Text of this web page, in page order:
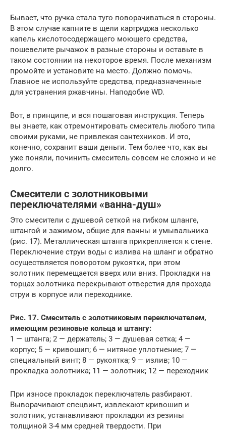
Бывает, что ручка стала туго поворачиваться в стороны.
В этом случае капните в щели картриджа несколько
капель кислотосодержащего моющего средства,
пошевелите рычажок в разные стороны и оставьте в
таком состоянии на некоторое время. После механизм
промойте и установите на место. Должно помочь.
Главное не используйте средства, предназначенные
для устранения ржавчины. Наподобие WD.
Вот, в принципе, и вся пошаговая инструкция. Теперь
вы знаете, как отремонтировать смеситель любого типа
своими руками, не привлекая сантехников. И это,
конечно, сохранит ваши деньги. Тем более что, как вы
уже поняли, починить смеситель совсем не сложно и не
долго.
Смесители с золотниковыми
переключателями «ванна-душ»
Это смесители с душевой сеткой на гибком шланге,
штангой и зажимом, общие для ванны и умывальника
(рис. 17). Металлическая штанга прикрепляется к стене.
Переключение струи воды с излива на шланг и обратно
осуществляется поворотом рукоятки, при этом
золотник перемещается вверх или вниз. Прокладки на
торцах золотника перекрывают отверстия для прохода
струи в корпусе или переходнике.
Рис. 17. Смеситель с золотниковым переключателем,
имеющим резиновые кольца и штангу:
1 — штанга; 2 — держатель; 3 — душевая сетка; 4 —
корпус; 5 — кривошип; 6 — нитяное уплотнение; 7 —
специальный винт; 8 — рукоятка; 9 — излив; 10 —
прокладка золотника; 11 — золотник; 12 — переходник
При износе прокладок переключатель разбирают.
Выворачивают спецвинт, извлекают кривошип и
золотник, устанавливают прокладки из резины
толщиной 3-4 мм средней твердости. При